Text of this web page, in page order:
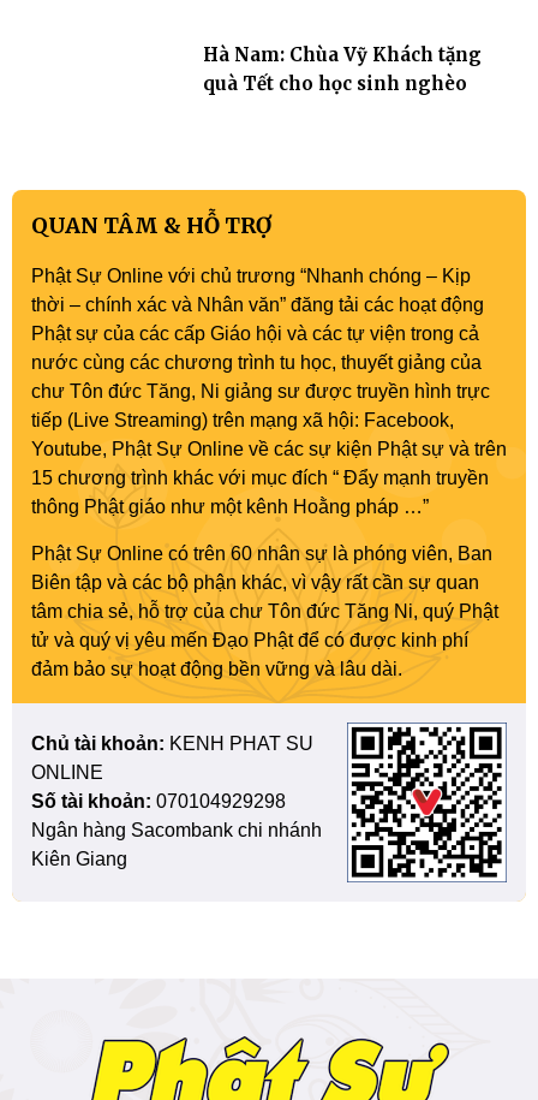
Hà Nam: Chùa Vỹ Khách tặng
quà Tết cho học sinh nghèo
QUAN TÂM & HỖ TRỢ
Phật Sự Online với chủ trương “Nhanh chóng – Kịp
thời – chính xác và Nhân văn” đăng tải các hoạt động
Phật sự của các cấp Giáo hội và các tự viện trong cả
nước cùng các chương trình tu học, thuyết giảng của
chư Tôn đức Tăng, Ni giảng sư được truyền hình trực
tiếp (Live Streaming) trên mạng xã hội: Facebook,
Youtube, Phật Sự Online về các sự kiện Phật sự và trên
15 chương trình khác với mục đích “ Đẩy mạnh truyền
thông Phật giáo như một kênh Hoằng pháp …”
Phật Sự Online có trên 60 nhân sự là phóng viên, Ban
Biên tập và các bộ phận khác, vì vậy rất cần sự quan
tâm chia sẻ, hỗ trợ của chư Tôn đức Tăng Ni, quý Phật
tử và quý vị yêu mến Đạo Phật để có được kinh phí
đảm bảo sự hoạt động bền vững và lâu dài.
Chủ tài khoản: KENH PHAT SU
ONLINE
Số tài khoản: 070104929298
Ngân hàng Sacombank chi nhánh
Kiên Giang